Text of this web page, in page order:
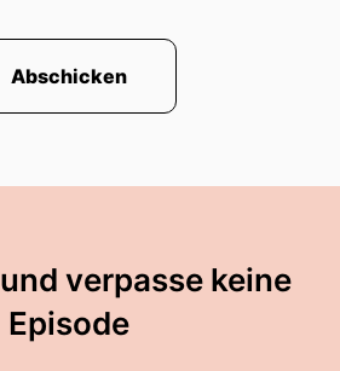
Abschicken
verpasse keine
Episode